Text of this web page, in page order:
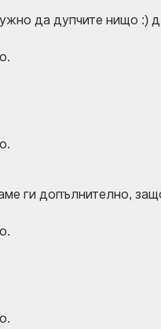
да дупчите нищо :)
ги допълнително,